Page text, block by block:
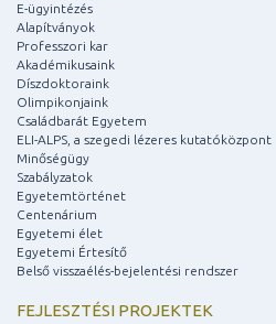
E-ügyintézés
Alapítványok
Professzori kar
Akadémikusaink
Díszdoktoraink
Olimpikonjaink
Családbarát Egyetem
ELI-ALPS, a szegedi lézeres kutatóközpont
Minőségügy
Szabályzatok
Egyetemtörténet
Centenárium
Egyetemi élet
Egyetemi Értesítő
Belső visszaélés-bejelentési rendszer
FEJLESZTÉSI PROJEKTEK